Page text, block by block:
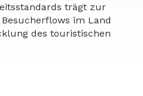
trägt zur
im Land
des touristischen